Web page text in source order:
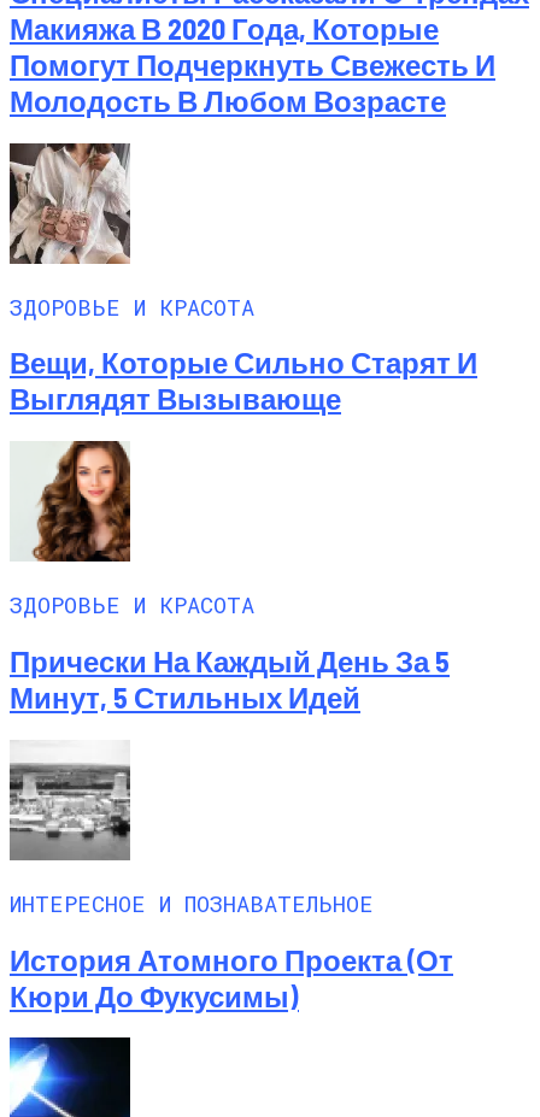
Макияжа В 2020 Года, Которые
Помогут Подчеркнуть Свежесть И
Молодость В Любом Возрасте
ЗДОРОВЬЕ И КРАСОТА
Вещи, Которые Сильно Старят И
Выглядят Вызывающе
ЗДОРОВЬЕ И КРАСОТА
Прически На Каждый День За 5
Минут, 5 Стильных Идей
ИНТЕРЕСНОЕ И ПОЗНАВАТЕЛЬНОЕ
История Атомного Проекта (от
Кюри До Фукусимы)